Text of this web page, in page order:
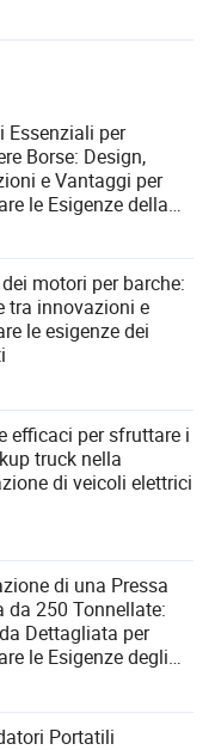
Essenziali per
Borse: Design,
e Vantaggi per
le Esigenze della
motori per barche:
tra innovazioni e
le esigenze dei
efficaci per sfruttare i
truck nella
di veicoli elettrici
di una Pressa
da 250 Tonnellate:
Dettagliata per
le Esigenze degli
Portatili